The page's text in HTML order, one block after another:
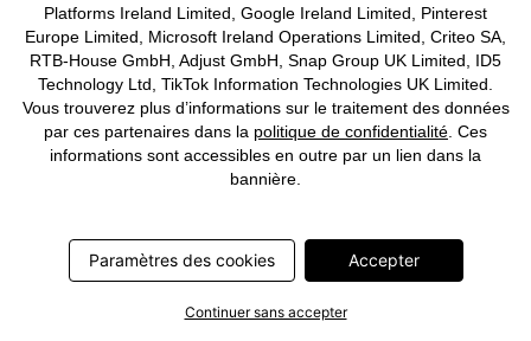
Platforms Ireland Limited, Google Ireland Limited, Pinterest
Europe Limited, Microsoft Ireland Operations Limited, Criteo SA,
RTB-House GmbH, Adjust GmbH, Snap Group UK Limited, ID5
Technology Ltd, TikTok Information Technologies UK Limited.
Vous trouverez plus d’informations sur le traitement des données
par ces partenaires dans la politique de confidentialité . Ces
informations sont accessibles en outre par un lien dans la
bannière.
Paramètres des cookies Accepter
Continuer sans accepter